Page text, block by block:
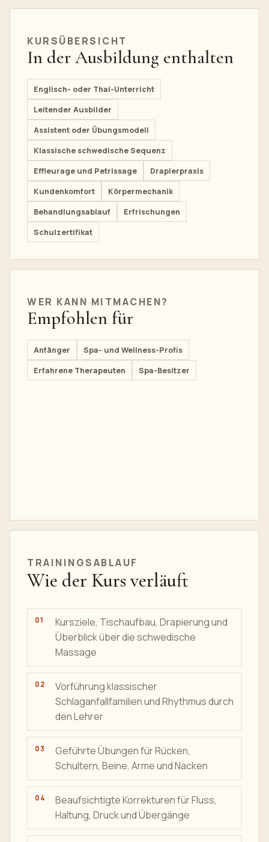
KURSÜBERSICHT
In der Ausbildung enthalten
Englisch- oder Thai-Unterricht
Leitender Ausbilder
Assistent oder Übungsmodell
Klassische schwedische Sequenz
Effleurage und Petrissage
Drapierpraxis
Kundenkomfort
Körpermechanik
Behandlungsablauf
Erfrischungen
Schulzertifikat
WER KANN MITMACHEN?
Empfohlen für
Anfänger
Spa- und Wellness-Profis
Erfahrene Therapeuten
Spa-Besitzer
TRAININGSABLAUF
Wie der Kurs verläuft
Kursziele, Tischaufbau, Drapierung und
Überblick über die schwedische
Massage
Vorführung klassischer
Schlaganfallfamilien und Rhythmus durch
den Lehrer
Geführte Übungen für Rücken,
Schultern, Beine, Arme und Nacken
Beaufsichtigte Korrekturen für Fluss,
Haltung, Druck und Übergänge